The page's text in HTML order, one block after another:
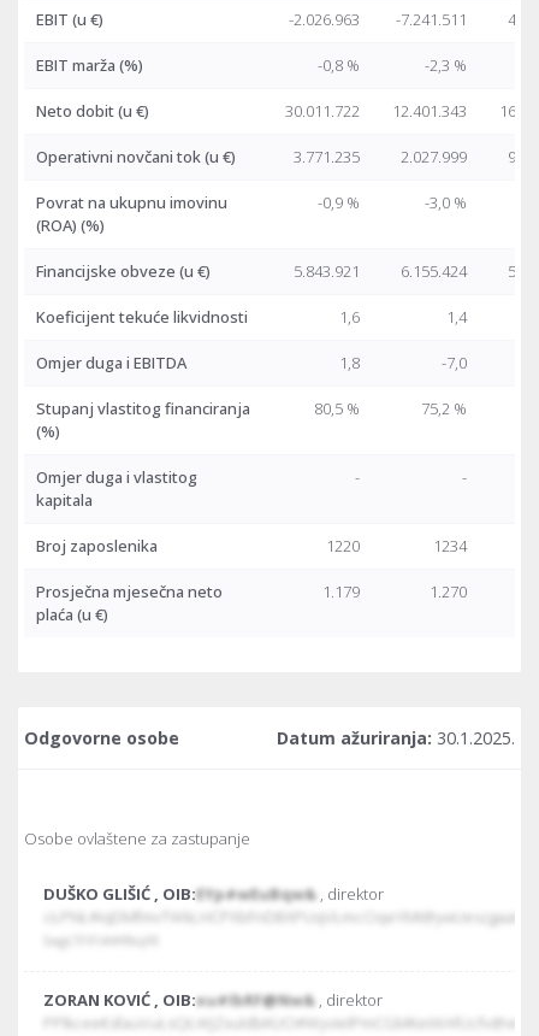
EBIT (u €) -2.026.963 -7.241.511
EBIT marža (%) -0,8 % -2,3 %
Neto dobit(u €) 30.011.722 12.401.343
Operativni novčani tok(u €) 3.771.235 2.027.999
Povrat na ukupnu imovinu
(ROA) (%)
-0,9 % -3,0 %
Financijske obveze (u €) 5.843.921 6.155.424
Koeficijent tekuće likvidnosti 1,6 1,4
Omjer duga i EBITDA 1,8 -7,0
Stupanj vlastitog financiranja
(%)
80,5 % 75,2 %
Omjer duga i vlastitog
kapitala
- -
Broj zaposlenika 1220 1234
Prosječna mjesečna neto
plaća (u €)
1.179 1.270
Odgovorne osobe Datum ažuriranja: 30.1.2025.
Osobe ovlaštene za zastupanje
DUŠKO GLIŠIĆ , OIB:EYp#wEuBqw& , direktor
SwgŁTFlFt##RfkqIRI
ZORAN KOVIĆ , OIB:xu#IbRF@Nw& , direktor